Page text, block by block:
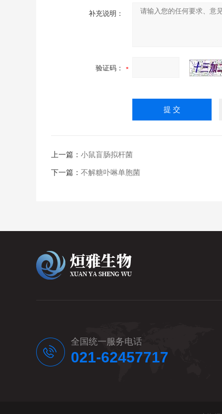
补充说明：
验证码：
上一篇： 小鼠盲肠拟杆菌
下一篇： 不解糖卟啉单胞菌
全国统一服务电话
021-62457717